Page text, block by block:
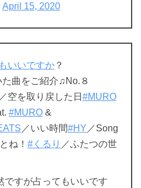
April 15, 2020
いいですか ？
曲をご紹介♫No.８
／空を取り戻した日 #MURO
#MURO &
／いい時間#HY ／Song
ね！ #くるり ／ふたつの世
すが占ってもいいです